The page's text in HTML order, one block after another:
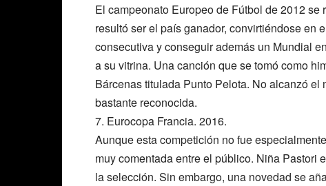
El campeonato Europeo de Fútbol de 2012
resultó ser el país ganador, convirtiéndose en
consecutiva y conseguir además un Mundial
a su vitrina. Una canción que se tomó como
Bárcenas titulada Punto Pelota. No alcanzó
bastante reconocida.
7. Eurocopa Francia. 2016.
Aunque esta competición no fue
muy comentada entre el público. Niña Pastori
la selección. Sin embargo, una novedad se